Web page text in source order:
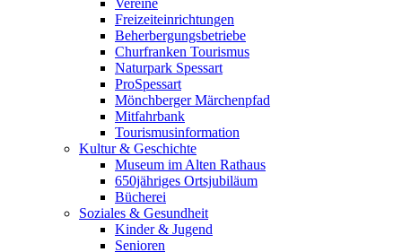
Vereine
Freizeiteinrichtungen
Beherbergungsbetriebe
Churfranken Tourismus
Naturpark Spessart
ProSpessart
Mönchberger Märchenpfad
Mitfahrbank
Tourismusinformation
Kultur & Geschichte
Museum im Alten Rathaus
650jähriges Ortsjubiläum
Bücherei
Soziales & Gesundheit
Kinder & Jugend
Senioren